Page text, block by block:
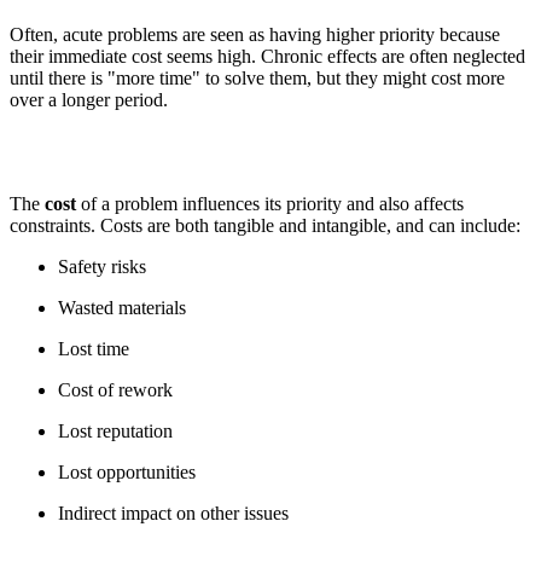
Often, acute problems are seen as having higher priority because
their immediate cost seems high. Chronic effects are often neglected
until there is "more time" to solve them, but they might cost more
over a longer period.
The cost of a problem influences its priority and also affects
constraints. Costs are both tangible and intangible, and can include:
Safety risks
Wasted materials
Lost time
Cost of rework
Lost reputation
Lost opportunities
Indirect impact on other issues